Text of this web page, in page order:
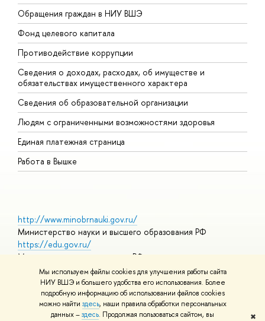
Мы используем файлы cookies для улучшения работы сайта
НИУ ВШЭ и большего удобства его использования. Более
подробную информацию об использовании файлов cookies
можно найти здесь, наши правила обработки персональных
данных –здесь. Продолжая пользоваться сайтом, вы
✖
Обращения граждан в НИУ ВШЭ
Фонд целевого капитала
Противодействие коррупции
Сведения о доходах, расходах, об имуществе и
обязательствах имущественного характера
Сведения об образовательной организации
Людям с ограниченными возможностями здоровья
Единая платежная страница
Работа в Вышке
http://www.minobrnauki.gov.ru/
Министерство науки и высшего образования РФ
https://edu.gov.ru/
Министерство просвещения РФ
https://elearning.hse.ru/mooc
Массовые открытые онлайн-курсы
© НИУ ВШЭ 1993–2026 Адреса и контактыУсловия